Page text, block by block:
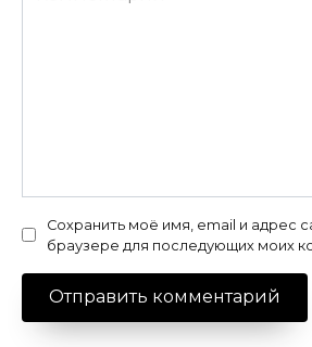
Сохранить моё имя, email и адрес
браузере для последующих моих